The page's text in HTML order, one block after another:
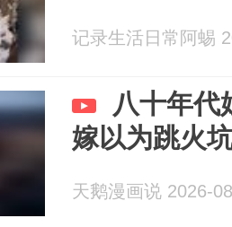
记录生活日常阿蜴
八十年代
嫁以为跳火
天鹅漫画说 2026-